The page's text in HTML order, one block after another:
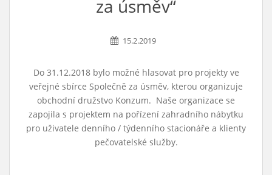
za úsměv“
15.2.2019
Do 31.12.2018 bylo možné hlasovat pro projekty ve
veřejné sbírce Společně za úsměv, kterou organizuje
obchodní družstvo Konzum. Naše organizace se
zapojila s projektem na pořízení zahradního nábytku
pro uživatele denního / týdenního stacionáře a klienty
pečovatelské služby.